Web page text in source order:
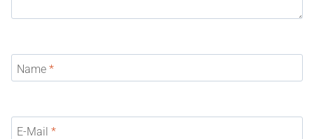
Name *
E-Mail *